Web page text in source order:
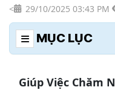
< 29/10/2025 03:43 PM
MỤC LỤC
Giúp Việc Chăm